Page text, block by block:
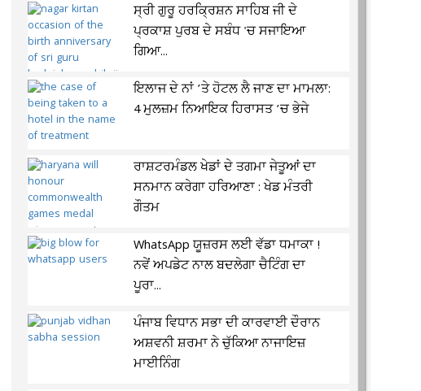
ਸ੍ਰੀ ਗੁਰੂ ਹਰਕ੍ਰਿਸ਼ਨ ਸਾਹਿਬ ਜੀ ਦੇ
ਪ੍ਰਕਾਸ਼ ਪੁਰਬ ਦੇ ਸਬੰਧ 'ਚ ਸਜਾਇਆ
ਗਿਆ...
ਇਲਾਜ ਦੇ ਨਾਂ ’ਤੇ ਹੋਟਲ ਲੈ ਜਾਣ ਦਾ ਮਾਮਲਾ:
4 ਮੁਲਜ਼ਮ ਨਿਆਇਕ ਹਿਰਾਸਤ ’ਚ ਭੇਜੇ
ਰਾਸ਼ਟਰਮੰਡਲ ਖੇਡਾਂ ਦੇ ਤਗਮਾ ਜੇਤੂਆਂ ਦਾ
ਸਨਮਾਨ ਕਰੇਗਾ ਹਰਿਆਣਾ : ਖੇਡ ਮੰਤਰੀ
ਗੌਤਮ
WhatsApp ਯੂਜ਼ਰਸ ਲਈ ਵੱਡਾ ਧਮਾਕਾ !
ਨਵੇਂ ਅਪਡੇਟ ਨਾਲ ਬਦਲੇਗਾ ਚੈਟਿੰਗ ਦਾ
ਪੂਰਾ...
ਪੰਜਾਬ ਵਿਧਾਨ ਸਭਾ ਦੀ ਕਾਰਵਾਈ ਦੌਰਾਨ
ਅਸ਼ਵਨੀ ਸ਼ਰਮਾ ਨੇ ਚੁੱਕਿਆ ਨਾਜਾਇਜ਼
ਮਾਈਨਿੰਗ